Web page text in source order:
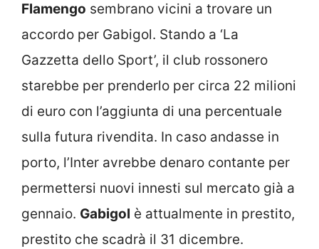
Flamengo sembrano vicini a trovare un
accordo per Gabigol. Stando a ‘La
Gazzetta dello Sport’, il club rossonero
starebbe per prenderlo per circa 22 milioni
di euro con l’aggiunta di una percentuale
sulla futura rivendita. In caso andasse in
porto, l’Inter avrebbe denaro contante per
permettersi nuovi innesti sul mercato già a
gennaio. Gabigol è attualmente in prestito,
prestito che scadrà il 31 dicembre.